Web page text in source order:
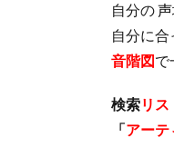
自分の
自分に
音階図で
検索リス
「アーテ